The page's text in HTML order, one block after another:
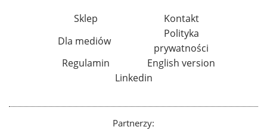
Sklep
Kontakt
Dla mediów
Polityka
prywatności
Regulamin
English version
Linkedin
Partnerzy: